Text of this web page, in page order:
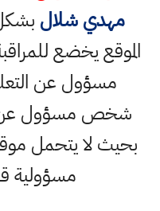
مهدي شلال
الموقع يخضع
مسؤول عن
شخص مسؤول عن
بحيث لا يتحمل
مسؤولية